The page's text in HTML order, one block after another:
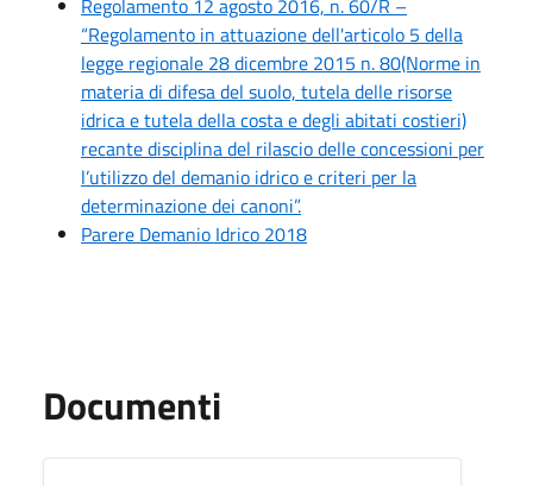
Regolamento 12 agosto 2016, n. 60/R –
“Regolamento in attuazione dell'articolo 5 della
legge regionale 28 dicembre 2015 n. 80(Norme in
materia di difesa del suolo, tutela delle risorse
idrica e tutela della costa e degli abitati costieri)
recante disciplina del rilascio delle concessioni per
l’utilizzo del demanio idrico e criteri per la
determinazione dei canoni”.
Parere Demanio Idrico 2018
Documenti